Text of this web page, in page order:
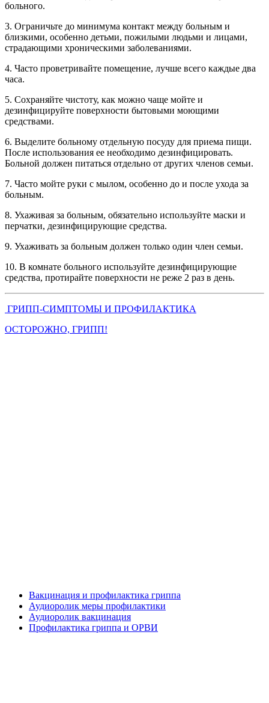
больного.
3. Ограничьте до минимума контакт между больным и
близкими, особенно детьми, пожилыми людьми и лицами,
страдающими хроническими заболеваниями.
4. Часто проветривайте помещение, лучше всего каждые два
часа.
5. Сохраняйте чистоту, как можно чаще мойте и
дезинфицируйте поверхности бытовыми моющими
средствами.
6. Выделите больному отдельную посуду для приема пищи.
После использования ее необходимо дезинфицировать.
Больной должен питаться отдельно от других членов семьи.
7. Часто мойте руки с мылом, особенно до и после ухода за
больным.
8. Ухаживая за больным, обязательно используйте маски и
перчатки, дезинфицирующие средства.
9. Ухаживать за больным должен только один член семьи.
10. В комнате больного используйте дезинфицирующие
средства, протирайте поверхности не реже 2 раз в день.
ГРИПП-СИМПТОМЫ И ПРОФИЛАКТИКА
ОСТОРОЖНО, ГРИПП!
Вакцинация и профилактика гриппа
Аудиоролик меры профилактики
Аудиоролик вакцинация
Профилактика гриппа и ОРВИ